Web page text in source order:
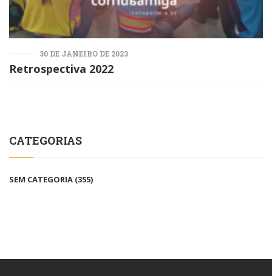
30 DE JANEIRO DE 2023
Retrospectiva 2022
CATEGORIAS
SEM CATEGORIA (355)